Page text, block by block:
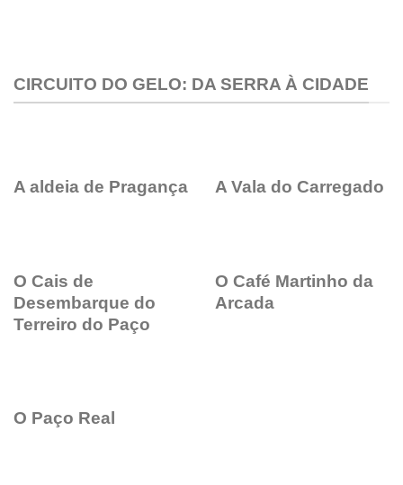
CIRCUITO DO GELO: DA SERRA À CIDADE
A aldeia de Pragança A Vala do Carregado
O Cais de
Desembarque do
Terreiro do Paço
O Café Martinho da
Arcada
O Paço Real